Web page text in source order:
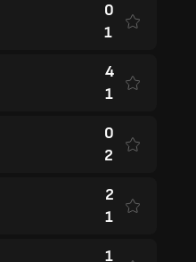
0
1
4
1
0
2
2
1
1